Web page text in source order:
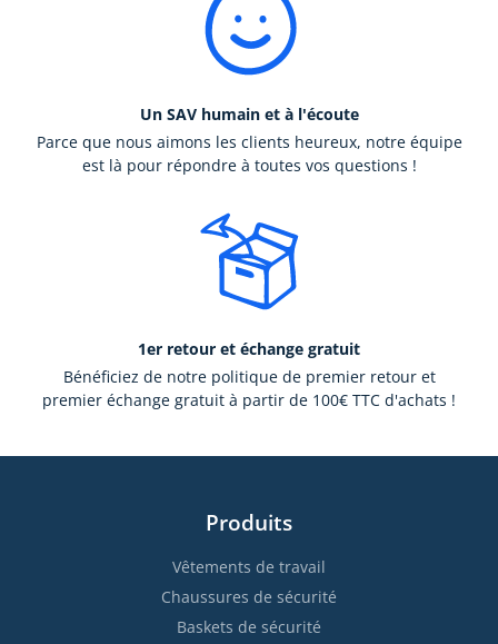
Un SAV humain et à l'écoute
Parce que nous aimons les clients heureux, notre équipe
est là pour répondre à toutes vos questions !
1er retour et échange gratuit
Bénéficiez de notre politique de premier retour et
premier échange gratuit à partir de 100€ TTC d'achats !
Produits
Vêtements de travail
Chaussures de sécurité
Baskets de sécurité